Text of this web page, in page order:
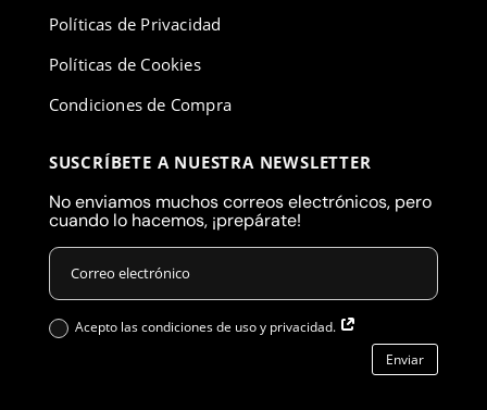
Políticas de Privacidad
Políticas de Cookies
Condiciones de Compra
SUSCRÍBETE A NUESTRA NEWSLETTER
No enviamos muchos correos electrónicos, pero
cuando lo hacemos, ¡prepárate!
Acepto las condiciones de uso y privacidad.
Enviar